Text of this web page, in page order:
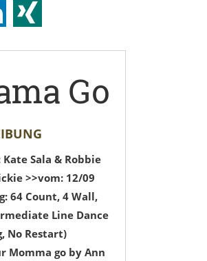
Go
Sala & Robbie
>>vom: 12/09
64 Count, 4 Wall,
Line Dance
No Restart)
Momma go by Ann